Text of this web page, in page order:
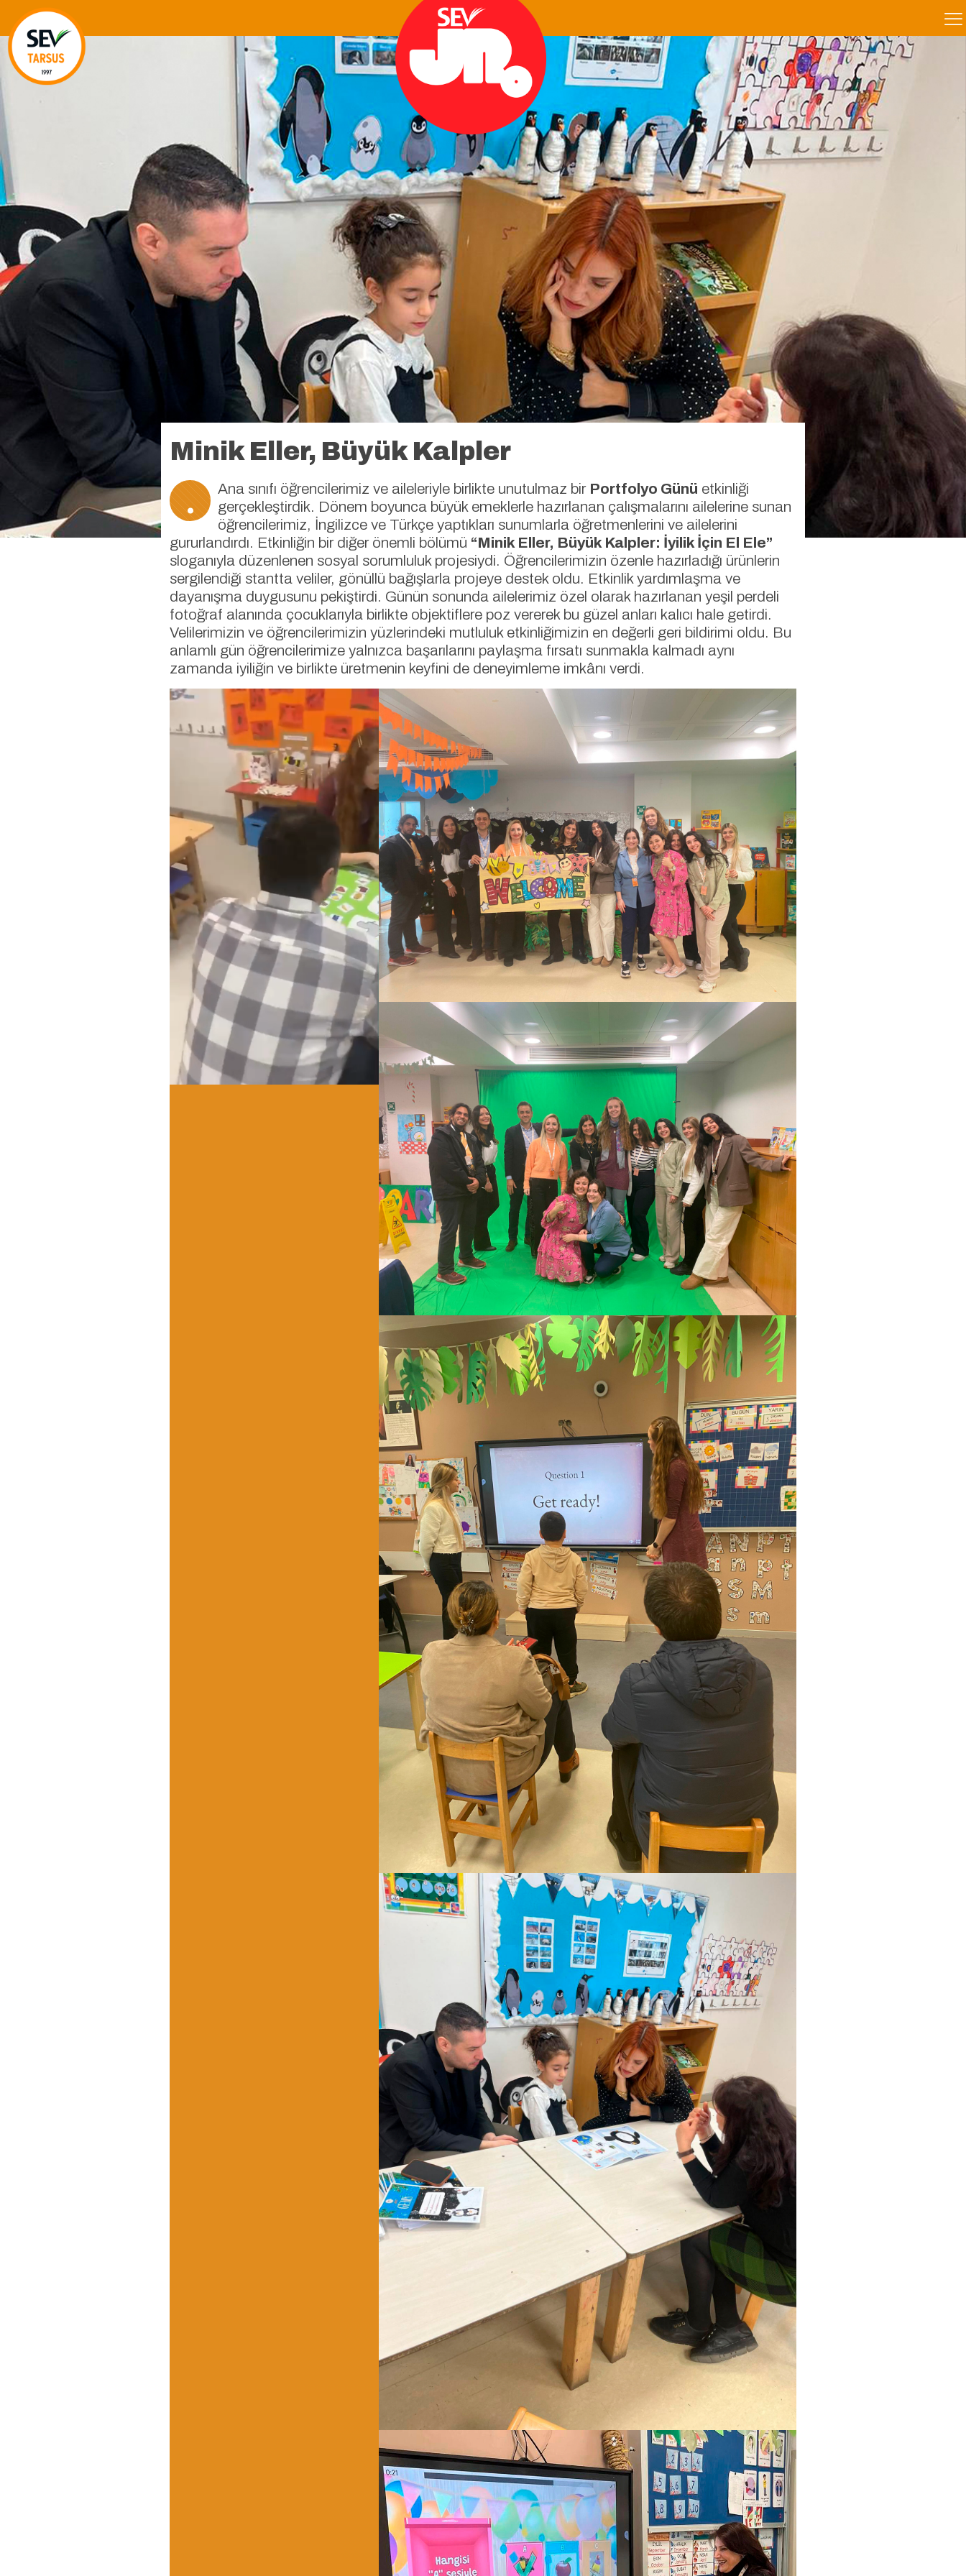
Minik Eller, Büyük Kalpler
. Ana sınıfı öğrencilerimiz ve aileleriyle birlikte unutulmaz bir Portfolyo Günü etkinliği
gerçekleştirdik. Dönem boyunca büyük emeklerle hazırlanan çalışmalarını ailelerine sunan
öğrencilerimiz, İngilizce ve Türkçe yaptıkları sunumlarla öğretmenlerini ve ailelerini
gururlandırdı. Etkinliğin bir diğer önemli bölümü “Minik Eller, Büyük Kalpler: İyilik İçin El Ele”
sloganıyla düzenlenen sosyal sorumluluk projesiydi. Öğrencilerimizin özenle hazırladığı ürünlerin
sergilendiği stantta veliler, gönüllü bağışlarla projeye destek oldu. Etkinlik yardımlaşma ve
dayanışma duygusunu pekiştirdi. Günün sonunda ailelerimiz özel olarak hazırlanan yeşil perdeli
fotoğraf alanında çocuklarıyla birlikte objektiflere poz vererek bu güzel anları kalıcı hale getirdi.
Velilerimizin ve öğrencilerimizin yüzlerindeki mutluluk etkinliğimizin en değerli geri bildirimi oldu. Bu
anlamlı gün öğrencilerimize yalnızca başarılarını paylaşma fırsatı sunmakla kalmadı aynı
zamanda iyiliğin ve birlikte üretmenin keyfini de deneyimleme imkânı verdi.